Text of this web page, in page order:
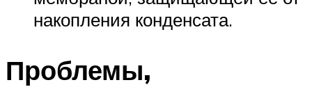
накопления конденсата.
Проблемы,